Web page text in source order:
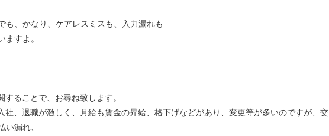
も、かなり、ケアレスミスも、入力漏れも
ますよ。
することで、お尋ね致します。
社、退職が激しく、月給も賃金の昇給、格下げなどがあり、変更等が多いのですが、交
い漏れ、